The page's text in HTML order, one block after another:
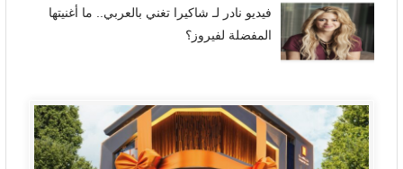
فيديو نادر لـ شاكيرا تغني بالعربي.. ما أغنيتها
المفضلة لفيروز؟